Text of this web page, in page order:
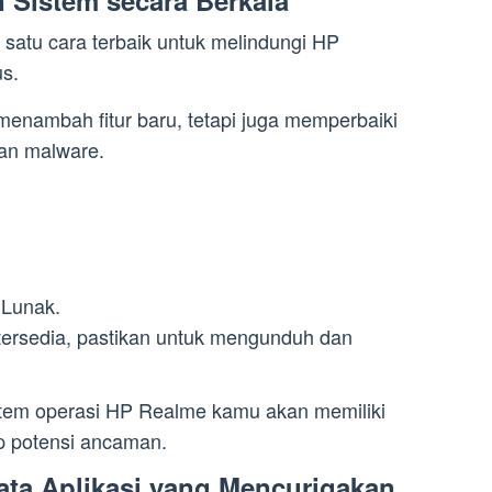
cara terbaik untuk melindungi HP
fitur baru, tetapi juga memperbaiki
malware.
pastikan untuk mengunduh dan
operasi HP Realme kamu akan memiliki
potensi ancaman.